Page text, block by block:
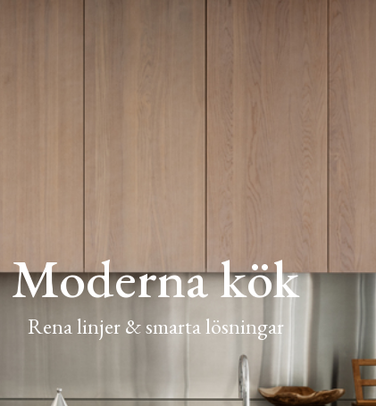
Moderna kök
Rena linjer & smarta lösningar